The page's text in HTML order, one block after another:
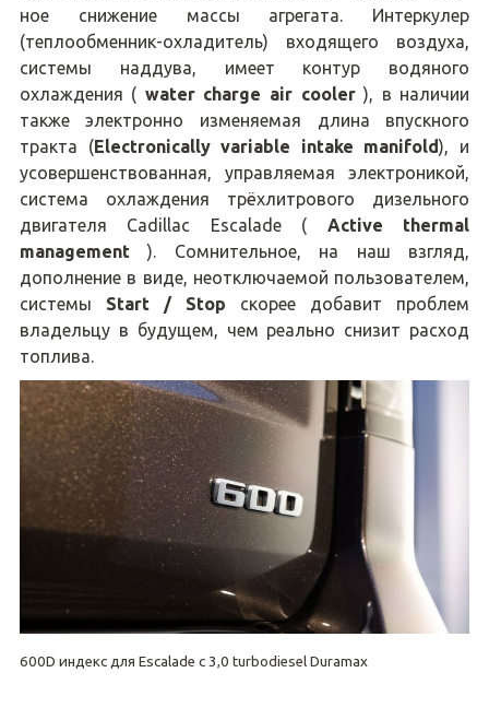
ное снижение массы агрегата. Интеркулер
(теплообменник-охладитель) входящего воздуха,
системы наддува, имеет контур водяного
охлаждения ( water charge air cooler), в наличии
также электронно изменяемая длина впускного
тракта (Electronically variable intake manifold), и
усовершенствованная, управляемая электроникой,
система охлаждения трёхлитрового дизельного
двигателя Cadillac Escalade ( Active thermal
management). Сомнительное, на наш взгляд,
дополнение в виде, неотключаемой пользователем,
системы Start / Stop скорее добавит проблем
владельцу в будущем, чем реально снизит расход
топлива.
600D индекс для Escalade с 3,0 turbodiesel Duramax